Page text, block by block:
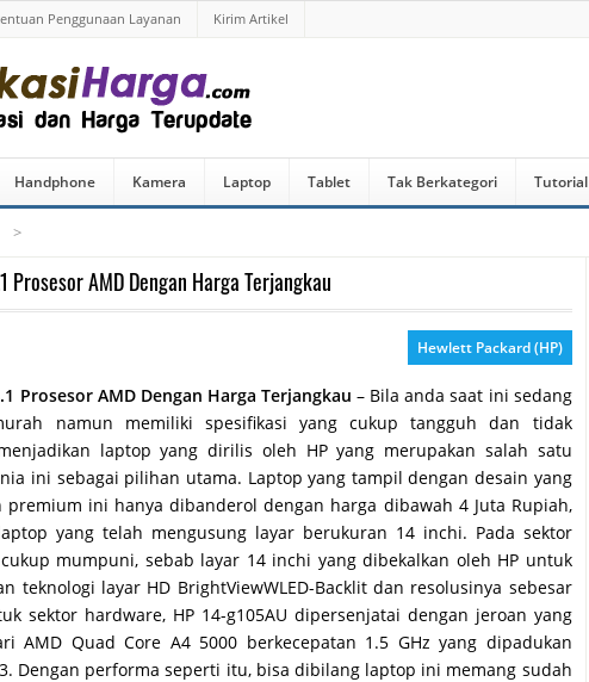
Penggunaan Layanan Kirim Artikel
Handphone Kamera Laptop Tablet Tak Berkategori Tutorial
Prosesor AMD Dengan Harga Terjangkau
Hewlett Packard (HP)
Prosesor AMD Dengan Harga Terjangkau – Bila anda saat ini sedang
namun memiliki spesifikasi yang cukup tangguh dan tidak
laptop yang dirilis oleh HP yang merupakan salah satu
ini sebagai pilihan utama. Laptop yang tampil dengan desain yang
ini hanya dibanderol dengan harga dibawah 4 Juta Rupiah,
yang telah mengusung layar berukuran 14 inchi. Pada sektor
mumpuni, sebab layar 14 inchi yang dibekalkan oleh HP untuk
teknologi layar HD BrightViewWLED-Backlit dan resolusinya sebesar
sektor hardware, HP 14-g105AU dipersenjatai dengan jeroan yang
AMD Quad Core A4 5000 berkecepatan 1.5 GHz yang dipadukan
Dengan performa seperti itu, bisa dibilang laptop ini memang sudah